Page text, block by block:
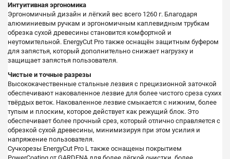
Интуитивная эргономика
Эргономичный дизайн и лёгкий вес всего 1260 г. Благодаря
алюминиевым ручкам и эргономичным каплевидным трубкам
обрезка сухой древесины становится комфортной и
неутомительной. EnergyCut Pro также оснащён защитным буфером
для запястья, который дополнительно снижает нагрузку и
защищает запястья пользователя.
Чистые и точные разрезы
Высококачественные стальные лезвия с прецизионной заточкой
обеспечивают наковаленное лезвие для более чистого среза сухих
твёрдых веток. Наковаленное лезвие смыкается с нижним, более
тупым и плоским, которое действует как режущий блок. Это
обеспечивает более прочный срез, который отлично справляется с
обрезкой сухой древесины, минимизируя при этом усилия и
напряжение пользователя.
Сучкорезы EnergyCut Pro L также оснащены покрытием